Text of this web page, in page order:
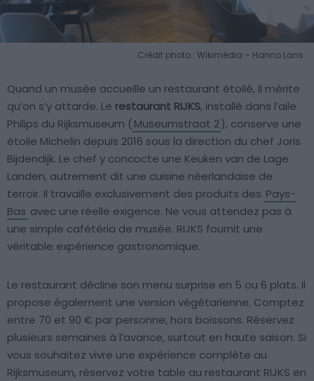
Crédit photo : Wikimédia – Hanno Lans
Quand un musée accueille un restaurant étoilé, il mérite
qu’on s’y attarde. Le restaurant RIJKS, installé dans l’aile
Philips du Rijksmuseum (Museumstraat 2), conserve une
étoile Michelin depuis 2016 sous la direction du chef Joris
Bijdendijk. Le chef y concocte une Keuken van de Lage
Landen, autrement dit une cuisine néerlandaise de
terroir. Il travaille exclusivement des produits des Pays-
Bas avec une réelle exigence. Ne vous attendez pas à
une simple cafétéria de musée. RIJKS fournit une
véritable expérience gastronomique.
Le restaurant décline son menu surprise en 5 ou 6 plats. Il
propose également une version végétarienne. Comptez
entre 70 et 90 € par personne, hors boissons. Réservez
plusieurs semaines à l’avance, surtout en haute saison. Si
vous souhaitez vivre une expérience complète au
Rijksmuseum, réservez votre table au restaurant RIJKS en